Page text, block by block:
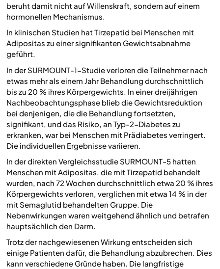
beruht damit nicht auf Willenskraft, sondern auf einem
hormonellen Mechanismus.
In klinischen Studien hat Tirzepatid bei Menschen mit
Adipositas zu einer signifikanten Gewichtsabnahme
geführt.
In der SURMOUNT-1-Studie verloren die Teilnehmer nach
etwas mehr als einem Jahr Behandlung durchschnittlich
bis zu 20 % ihres Körpergewichts. In einer dreijährigen
Nachbeobachtungsphase blieb die Gewichtsreduktion
bei denjenigen, die die Behandlung fortsetzten,
signifikant, und das Risiko, an Typ-2-Diabetes zu
erkranken, war bei Menschen mit Prädiabetes verringert.
Die individuellen Ergebnisse variieren.
In der direkten Vergleichsstudie SURMOUNT-5 hatten
Menschen mit Adipositas, die mit Tirzepatid behandelt
wurden, nach 72 Wochen durchschnittlich etwa 20 % ihres
Körpergewichts verloren, verglichen mit etwa 14 % in der
mit Semaglutid behandelten Gruppe. Die
Nebenwirkungen waren weitgehend ähnlich und betrafen
hauptsächlich den Darm.
Trotz der nachgewiesenen Wirkung entscheiden sich
einige Patienten dafür, die Behandlung abzubrechen. Dies
kann verschiedene Gründe haben. Die langfristige